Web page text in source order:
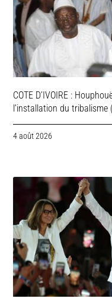
COTE D’IVOIRE :
l’installation du
4 août 2026